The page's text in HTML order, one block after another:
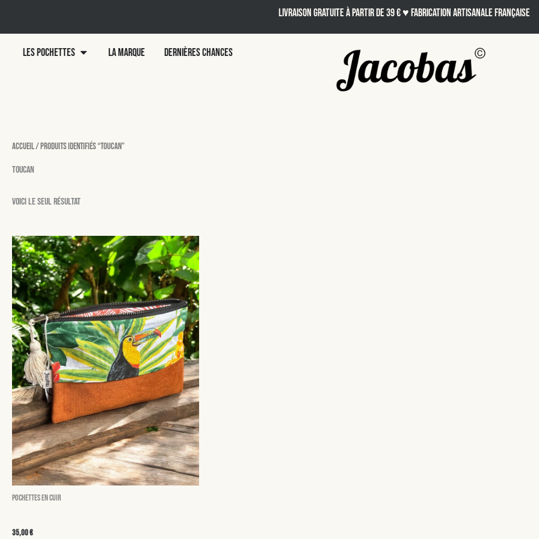
LIVRAISON GRATUITE À PARTIR DE 39 € ♥ Fabrication artisanale française
LES POCHETTES Ouvrir LES POCHETTES
LA MARQUE DERNIÈRES CHANCES
Accueil/ Produits identifiés “Toucan”
Toucan
Voici le seul résultat
Pochettes en cuir
35,00€